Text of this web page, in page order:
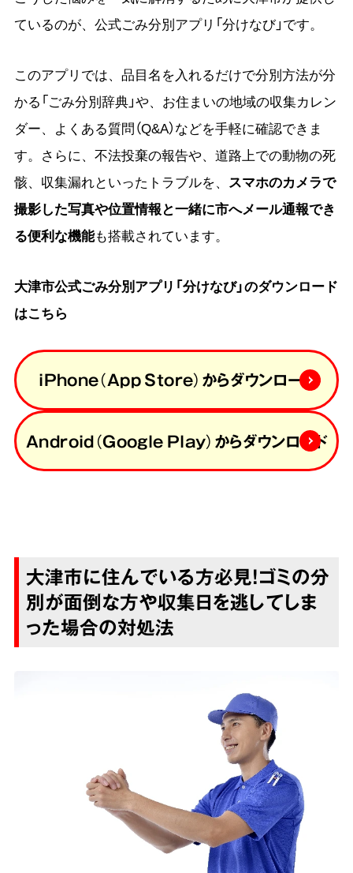
ているのが、公式ごみ分別アプリ「分けなび」です。
このアプリでは、品目名を入れるだけで分別方法が分
かる「ごみ分別辞典」や、お住まいの地域の収集カレン
ダー、よくある質問（Q&A）などを手軽に確認できま
す。さらに、不法投棄の報告や、道路上での動物の死
骸、収集漏れといったトラブルを、 スマホのカメラで
撮影した写真や位置情報と一緒に市へメール通報でき
る便利な機能も搭載されています。
大津市公式ごみ分別アプリ「分けなび」のダウンロード
はこちら
iPhone（App Store）からダウンロード
Android（Google Play）からダウンロード
大津市に住んでいる方必見！ゴミの分
別が面倒な方や収集日を逃してしま
った場合の対処法